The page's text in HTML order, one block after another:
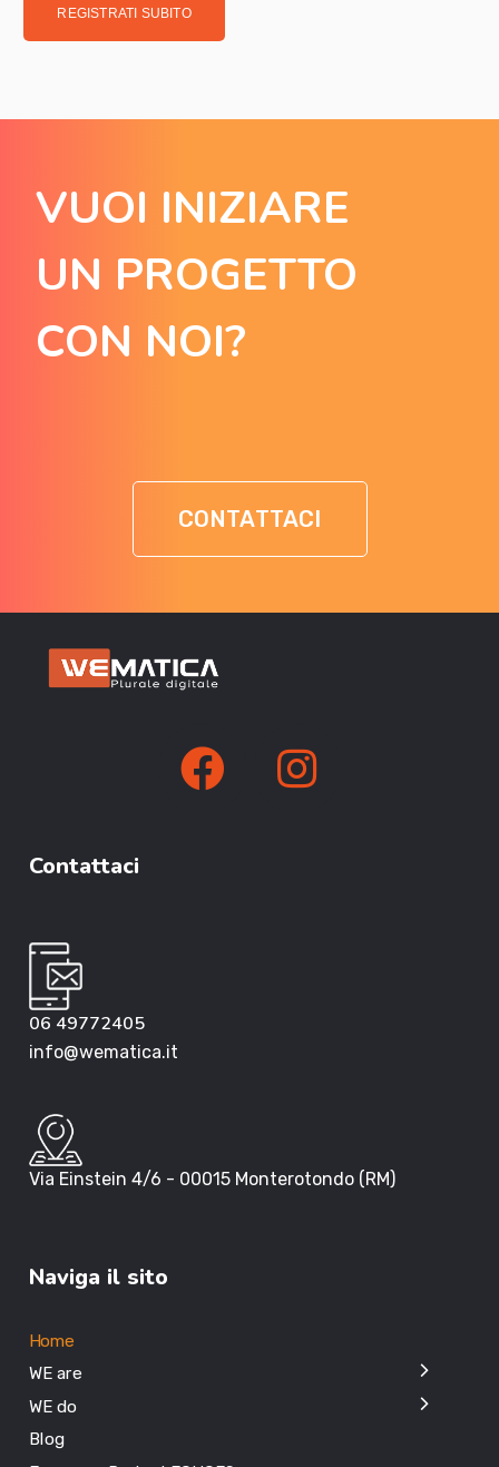
REGISTRATI SUBITO
VUOI INIZIARE
UN PROGETTO
CON NOI?
CONTATTACI
Contattaci
06 49772405
info@wematica.it
Via Einstein 4/6 - 00015 Monterotondo (RM)
Naviga il sito
Home
WE are
WE do
Blog